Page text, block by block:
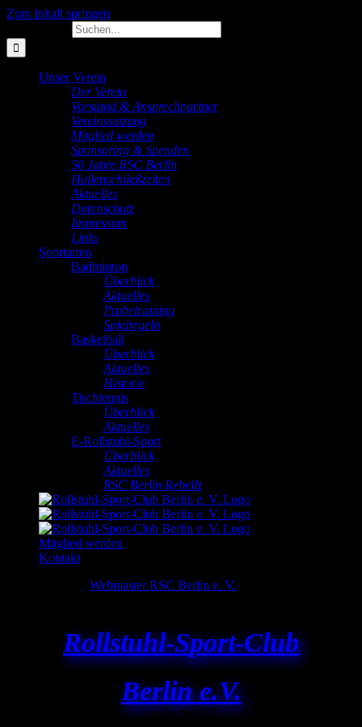
Zum Inhalt springen
Unser Verein
Der Verein
Vorstand & Ansprechpartner
Vereinssatzung
Mitglied werden
Sponsoring & Spenden
50 Jahre RSC Berlin
Hallenschließzeiten
Aktuelles
Datenschutz
Impressum
Links
Sportarten
Badminton
Überblick
Aktuelles
Probetraining
Spielregeln
Basketball
Überblick
Aktuelles
Historie
Tischtennis
Überblick
Aktuelles
E-Rollstuhl-Sport
Überblick
Aktuelles
RSC Berlin Rebellz
Mitglied werden
Kontakt
Webmaster RSC Berlin e. V.
Rollstuhl-Sport-Club
Berlin e.V.
seit 1967